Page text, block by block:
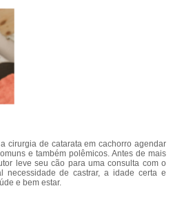
cirurgia de catarata em cachorro agendar
e também polêmicos. Antes de mais
leve seu cão para uma consulta com o
necessidade de castrar, a idade certa e
e bem estar.